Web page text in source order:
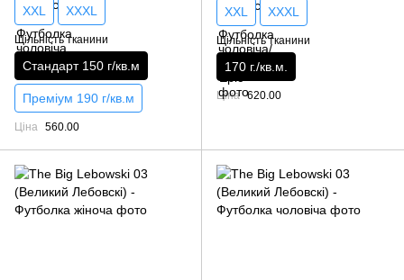
XXL XXXL
Щільність тканини
Стандарт 150 г/кв.м
Преміум 190 г/кв.м
Ціна 560.00
XXL XXXL
Щільність тканини
170 г./кв.м.
Ціна 620.00